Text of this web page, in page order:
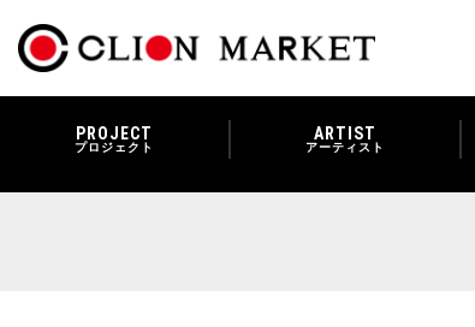
PROJECT
プロジェクト
ARTIST
アーティスト